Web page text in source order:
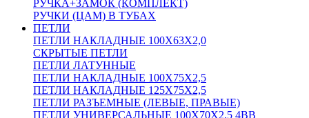
РУЧКА+ЗАМОК (КОМПЛЕКТ)
РУЧКИ (ЦАМ) В ТУБАХ
ПЕТЛИ
ПЕТЛИ НАКЛАДНЫЕ 100Х63Х2,0
СКРЫТЫЕ ПЕТЛИ
ПЕТЛИ ЛАТУННЫЕ
ПЕТЛИ НАКЛАДНЫЕ 100Х75Х2,5
ПЕТЛИ НАКЛАДНЫЕ 125Х75Х2,5
ПЕТЛИ РАЗЪЕМНЫЕ (ЛЕВЫЕ, ПРАВЫЕ)
ПЕТЛИ УНИВЕРСАЛЬНЫЕ 100Х70Х2,5 4BB